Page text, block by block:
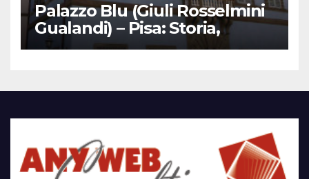
Palazzo Blu (Giuli Rosselmini
Gualandi) – Pisa: Storia,
Mostre e Info Visita